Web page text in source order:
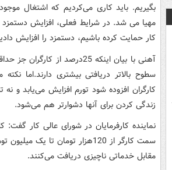
بگیریم. باید کاری می‌کردیم که اشتغال
مهیا می شد. در شرایط فعلی، افزایش دستمزد
کار حمایت کرده باشیم، دستمزد را افزایش
آهنی با بیان اینکه 25درصد
سطوح بالاتر دریافتی‌ بیشتری دارند.اما
کارگران افزوده شود تورم افزایش می‌یابد و
زندگی کردن برای آنها دشوار‌تر هم می‌شود.
نماینده کارفرمایان در شورای عالی کار گفت:
سمت کارگر از 120هزار تومان تا
مقابل خدماتی ناچیزی دریافت می‌کنند.